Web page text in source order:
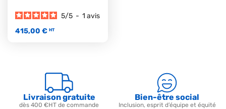
5/5 - 1 avis
415,00 € HT
Livraison gratuite
dès 400 €HT de commande
Bien-être social
Inclusion, esprit d’équipe et équité